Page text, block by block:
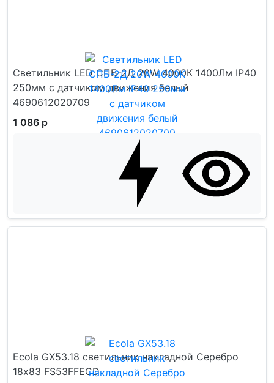
Cветильник LED СПБ-2Д 20W 4000К 1400Лм IP40
250мм с датчиком движения белый
4690612020709
1 086 р
Ecola GX53.18 светильник накладной Серебро
18x83 FS53FFECD